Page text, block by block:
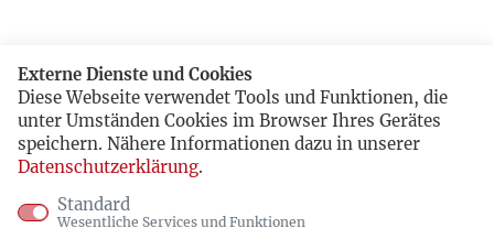
Externe Dienste und Cookies
Diese Webseite verwendet Tools und Funktionen, die
unter Umständen Cookies im Browser Ihres Gerätes
speichern. Nähere Informationen dazu in unserer
Datenschutzerklärung.
Standard
Wesentliche Services und Funktionen